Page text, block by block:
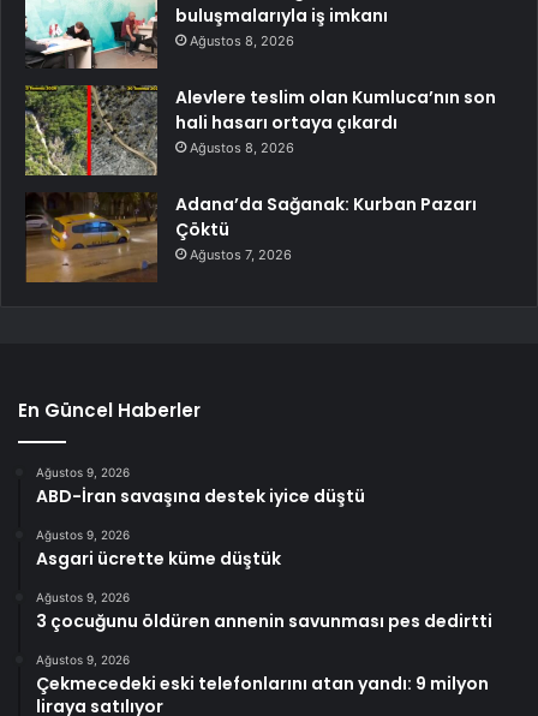
buluşmalarıyla iş imkanı
Ağustos 8, 2026
Alevlere teslim olan Kumluca’nın son
hali hasarı ortaya çıkardı
Ağustos 8, 2026
Adana’da Sağanak: Kurban Pazarı
Çöktü
Ağustos 7, 2026
En Güncel Haberler
Ağustos 9, 2026
ABD-İran savaşına destek iyice düştü
Ağustos 9, 2026
Asgari ücrette küme düştük
Ağustos 9, 2026
3 çocuğunu öldüren annenin savunması pes dedirtti
Ağustos 9, 2026
Çekmecedeki eski telefonlarını atan yandı: 9 milyon
liraya satılıyor